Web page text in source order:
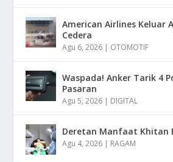
American Airlines Keluar
Cedera
Agu 6, 2026 | OTOMOTIF
Waspada! Anker Tarik 4
Pasaran
Agu 5, 2026 | DIGITAL
Deretan Manfaat Khitan
Agu 4, 2026 | RAGAM